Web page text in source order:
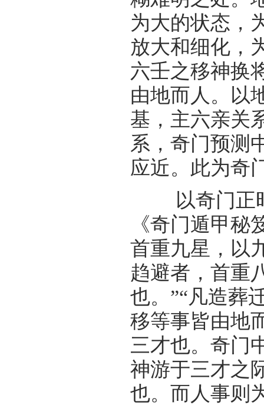
为大的状态，
放大和细化，
六壬之移神换
由地而人。以
基，主六亲关
系，奇门预测
应近。此为奇
以奇门正时
《奇门遁甲秘
首重九星，以
趋避者，首重
也。”“凡造葬
移等事皆由地
三才也。奇门
神游于三才之
也。而人事则